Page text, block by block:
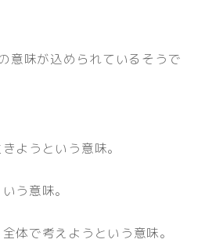
意味が込められているそうで
ようという意味。
う意味。
体で考えようという意味。